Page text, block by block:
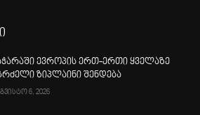
ევროპის ერთ-ერთი ყველაზე
ზიპლაინი შენდება
6, 2026